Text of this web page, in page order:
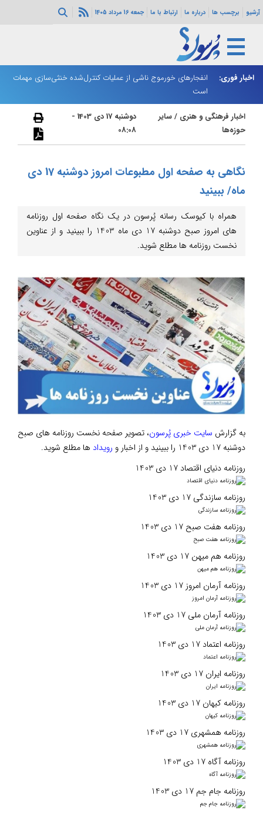
آرشیو برچسب ها درباره ما ارتباط با ما جمعه 16 مرداد 1405
اخبار فوری:
انفجارهای خورموج ناشی از عملیات کنترل‌شده خنثی‌سازی مهمات
است
دور سوم مذاکرات لبنان و رژیم صهیونیستی در رم آغاز شد
اخبار فرهنگی و هنری /سایر
حوزه‌ها
دوشنبه 17 دی 1403 -
08:08
نگاهی به صفحه اول مطبوعات امروز دوشنبه 17 دی
ماه/ ببینید
همراه با کیوسک رسانه پُرسون در یک نگاه صفحه اول روزنامه
های امروز صبح دوشنبه 17 دی ماه 1403 را ببینید و از عناوین
نخست روزنامه ها مطلع شوید.
به گزارش سایت خبری پُرسون، تصویر صفحه نخست روزنامه های صبح
دوشنبه 17 دی 1403 را ببینید و از اخبار و
رویداد ها مطلع شوید.
روزنامه دنیای اقتصاد 17 دی 1403
روزنامه سازندگی 17 دی 1403
روزنامه هفت صبح 17 دی 1403
روزنامه هم میهن 17 دی 1403
روزنامه آرمان امروز 17 دی 1403
روزنامه آرمان ملی 17 دی 1403
روزنامه اعتماد 17 دی 1403
روزنامه ایران 17 دی 1403
روزنامه کیهان 17 دی 1403
روزنامه همشهری 17 دی 1403
روزنامه آگاه 17 دی 1403
روزنامه جام جم 17 دی 1403